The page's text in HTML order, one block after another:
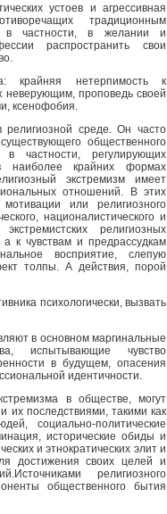
устоев и агрессивная
традиционным
в частности, в желании и
распространить свои
крайняя нетерпимость к
проповедь своей
ксенофобия.
религиозной среде. Он часто
общественного
частности, регулирующих
в наиболее крайних формах
экстремизм имеет
отношений. В этих
или религиозного
националистического и
религиозных
к чувствам и предрассудкам
восприятие, слепую
толпы. А действия, порой
психологически, вызвать
в основном маргинальные
испытывающие чувство
в будущем, опасения
идентичности.
в обществе, могут
их последствиями, такими как
социально-политические
исторические обиды и
и этнократических элит и
достижения своих целей и
религиозного
общественного бытия